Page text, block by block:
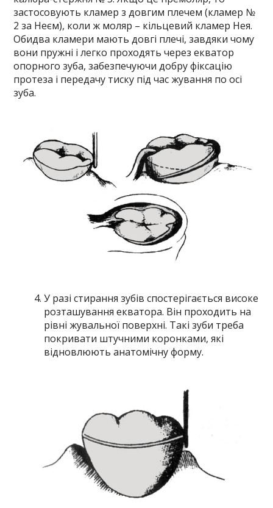
застосовують кламер з довгим плечем (кламер №
2 за Неєм), коли ж моляр – кільцевий кламер Нея.
Обидва кламери мають довгі плечі, завдяки чому
вони пружні і легко проходять через екватор
опорного зуба, забезпечуючи добру фіксацію
протеза і передачу тиску під час жування по осі
зуба.
У разі стирання зубів спостерігається високе
розташування екватора. Він проходить на
рівні жувальної поверхні. Такі зуби треба
покривати штучними коронками, які
відновлюють анатомічну форму.